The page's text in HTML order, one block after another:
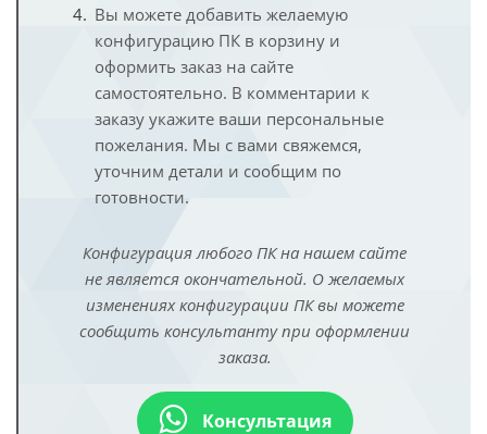
Вы можете добавить желаемую
конфигурацию ПК в корзину и
оформить заказ на сайте
самостоятельно. В комментарии к
заказу укажите ваши персональные
пожелания. Мы с вами свяжемся,
уточним детали и сообщим по
готовности.
Конфигурация любого ПК на нашем сайте
не является окончательной. О желаемых
изменениях конфигурации ПК вы можете
сообщить консультанту при оформлении
заказа.
Консультация